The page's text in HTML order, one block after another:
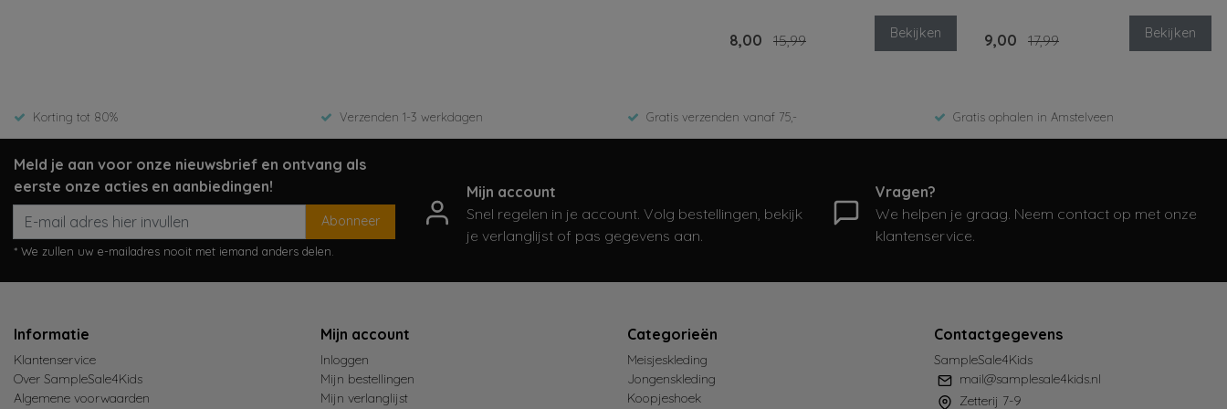
8,00 15,99 Bekijken 9,00 17,99 Bekijken
Korting tot 80% Verzenden 1-3 werkdagen Gratis verzenden vanaf 75,- Gratis ophalen in Amstelveen
Meld je aan voor onze nieuwsbrief en ontvang als
eerste onze acties en aanbiedingen!
Abonneer
* We zullen uw e-mailadres nooit met iemand anders delen.
Mijn account
Snel regelen in je account. Volg bestellingen, bekijk
je verlanglijst of pas gegevens aan.
Vragen?
We helpen je graag. Neem contact op met onze
klantenservice.
Informatie
Klantenservice
Over SampleSale4Kids
Algemene voorwaarden
Mijn account
Inloggen
Mijn bestellingen
Mijn verlanglijst
Categorieën
Meisjeskleding
Jongenskleding
Koopjeshoek
Contactgegevens
SampleSale4Kids
mail@samplesale4kids.nl
Zetterij 7-9